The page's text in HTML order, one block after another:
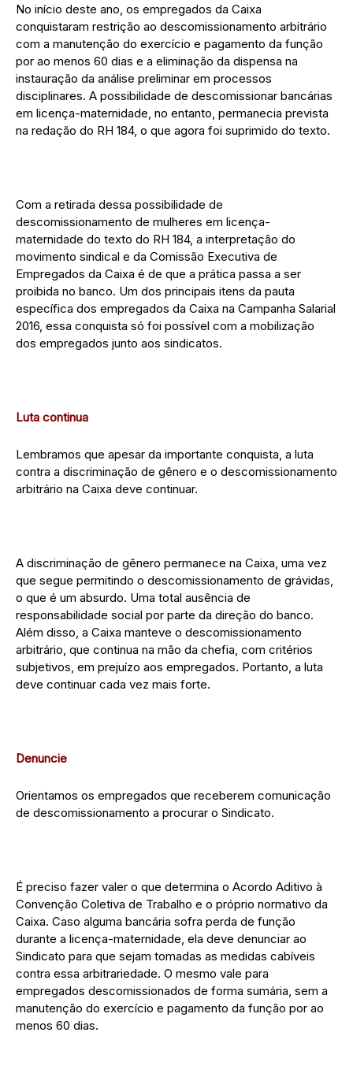
No início deste ano, os empregados da Caixa
conquistaram restrição ao descomissionamento arbitrário
com a manutenção do exercício e pagamento da função
por ao menos 60 dias e a eliminação da dispensa na
instauração da análise preliminar em processos
disciplinares. A possibilidade de descomissionar bancárias
em licença-maternidade, no entanto, permanecia prevista
na redação do RH 184, o que agora foi suprimido do texto.
Com a retirada dessa possibilidade de
descomissionamento de mulheres em licença-
maternidade do texto do RH 184, a interpretação do
movimento sindical e da Comissão Executiva de
Empregados da Caixa é de que a prática passa a ser
proibida no banco. Um dos principais itens da pauta
específica dos empregados da Caixa na Campanha Salarial
2016, essa conquista só foi possível com a mobilização
dos empregados junto aos sindicatos.
Luta continua
Lembramos que apesar da importante conquista, a luta
contra a discriminação de gênero e o descomissionamento
arbitrário na Caixa deve continuar.
A discriminação de gênero permanece na Caixa, uma vez
que segue permitindo o descomissionamento de grávidas,
o que é um absurdo. Uma total ausência de
responsabilidade social por parte da direção do banco.
Além disso, a Caixa manteve o descomissionamento
arbitrário, que continua na mão da chefia, com critérios
subjetivos, em prejuízo aos empregados. Portanto, a luta
deve continuar cada vez mais forte.
Denuncie
Orientamos os empregados que receberem comunicação
de descomissionamento a procurar o Sindicato.
É preciso fazer valer o que determina o Acordo Aditivo à
Convenção Coletiva de Trabalho e o próprio normativo da
Caixa. Caso alguma bancária sofra perda de função
durante a licença-maternidade, ela deve denunciar ao
Sindicato para que sejam tomadas as medidas cabíveis
contra essa arbitrariedade. O mesmo vale para
empregados descomissionados de forma sumária, sem a
manutenção do exercício e pagamento da função por ao
menos 60 dias.